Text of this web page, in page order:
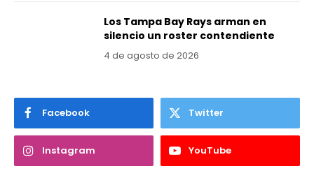
Los Tampa Bay Rays arman en
silencio un roster contendiente
4 de agosto de 2026
Facebook Twitter
Instagram YouTube